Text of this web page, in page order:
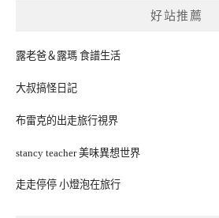
好站推薦
露老爸＆露瑪 食譜生活
大叔搞怪日記
布雷克的出走旅行視界
stancy teacher 美味異想世界
走走停停 小燈泡在旅行